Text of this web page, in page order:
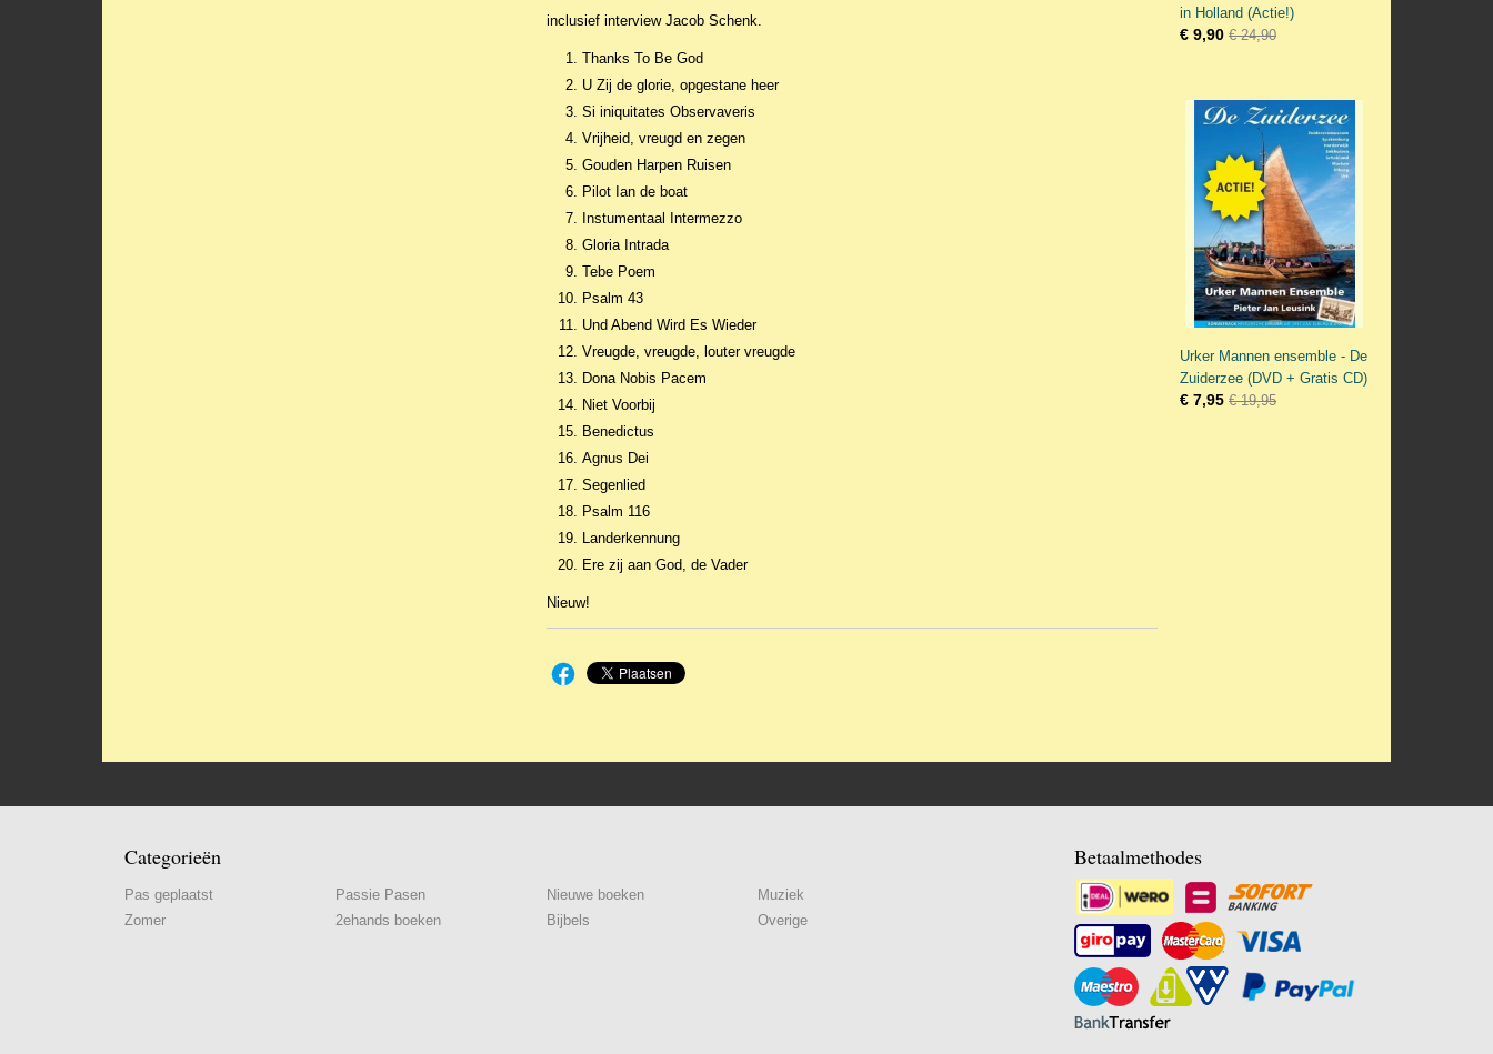
inclusief interview Jacob Schenk.
Thanks To Be God
U Zij de glorie, opgestane heer
Si iniquitates Observaveris
Vrijheid, vreugd en zegen
Gouden Harpen Ruisen
Pilot Ian de boat
Instumentaal Intermezzo
Gloria Intrada
Tebe Poem
Psalm 43
Und Abend Wird Es Wieder
Vreugde, vreugde, louter vreugde
Dona Nobis Pacem
Niet Voorbij
Benedictus
Agnus Dei
Segenlied
Psalm 116
Landerkennung
Ere zij aan God, de Vader
Nieuw!
in Holland (Actie!)
€ 9,90 € 24,90
Urker Mannen ensemble - De
Zuiderzee (DVD + Gratis CD)
€ 7,95 € 19,95
Categorieën
Pas geplaatst
Zomer
Passie Pasen
2ehands boeken
Nieuwe boeken
Bijbels
Muziek
Overige
Betaalmethodes